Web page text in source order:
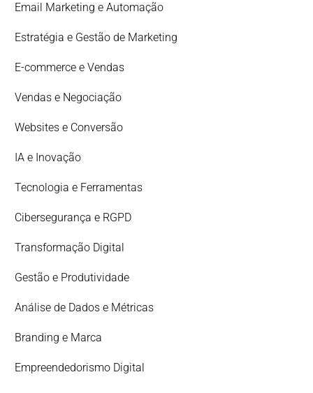
Email Marketing e Automação
Estratégia e Gestão de Marketing
E-commerce e Vendas
Vendas e Negociação
Websites e Conversão
IA e Inovação
Tecnologia e Ferramentas
Cibersegurança e RGPD
Transformação Digital
Gestão e Produtividade
Análise de Dados e Métricas
Branding e Marca
Empreendedorismo Digital